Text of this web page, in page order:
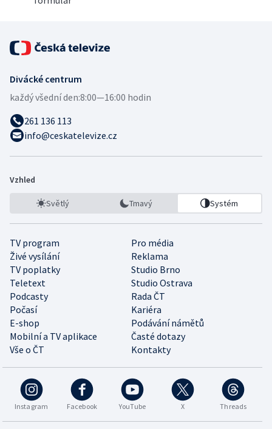
Divácké centrum
každý všední den:8:00—16:00 hodin
261 136 113
info@ceskatelevize.cz
Vzhled
Světlý Tmavý Systém
TV program
Pro média
Živé vysílání
Reklama
TV poplatky
Studio Brno
Teletext
Studio Ostrava
Podcasty
Rada ČT
Počasí
Kariéra
E-shop
Podávání námětů
Mobilní a TV aplikace
Časté dotazy
Vše o ČT
Kontakty
Instagram Facebook YouTube X Threads